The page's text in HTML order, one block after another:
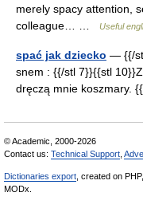
merely spacy attention,
colleague… …
Useful
spać jak dziecko — {{/
snem : {{/stl 7}}{{stl
dręczą mnie koszmary.
© Academic, 2000-2026
Contact us: Technical Support
Dictionaries export , created on PHP,
MODx.